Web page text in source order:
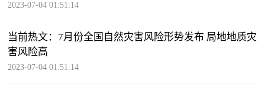
2023-07-04 01:51:14
当前热文：7月份全国自然灾害风险形势发布 局地地质灾
害风险高
2023-07-04 01:51:14